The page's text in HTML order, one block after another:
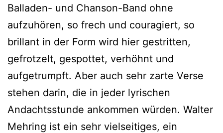
Balladen- und Chanson-Band ohne
aufzuhören, so frech und couragiert, so
brillant in der Form wird hier gestritten,
gefrotzelt, gespottet, verhöhnt und
aufgetrumpft. Aber auch sehr zarte Verse
stehen darin, die in jeder lyrischen
Andachtsstunde ankommen würden. Walter
Mehring ist ein sehr vielseitiges, ein